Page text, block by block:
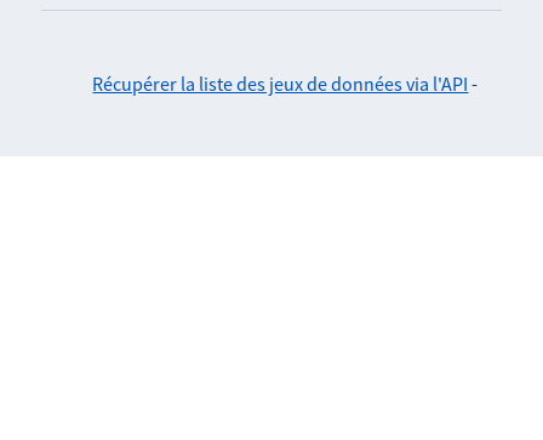
Récupérer la liste des jeux de données via l'API -